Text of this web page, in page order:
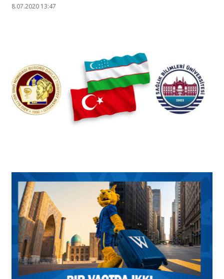
8.07.2020 13:47